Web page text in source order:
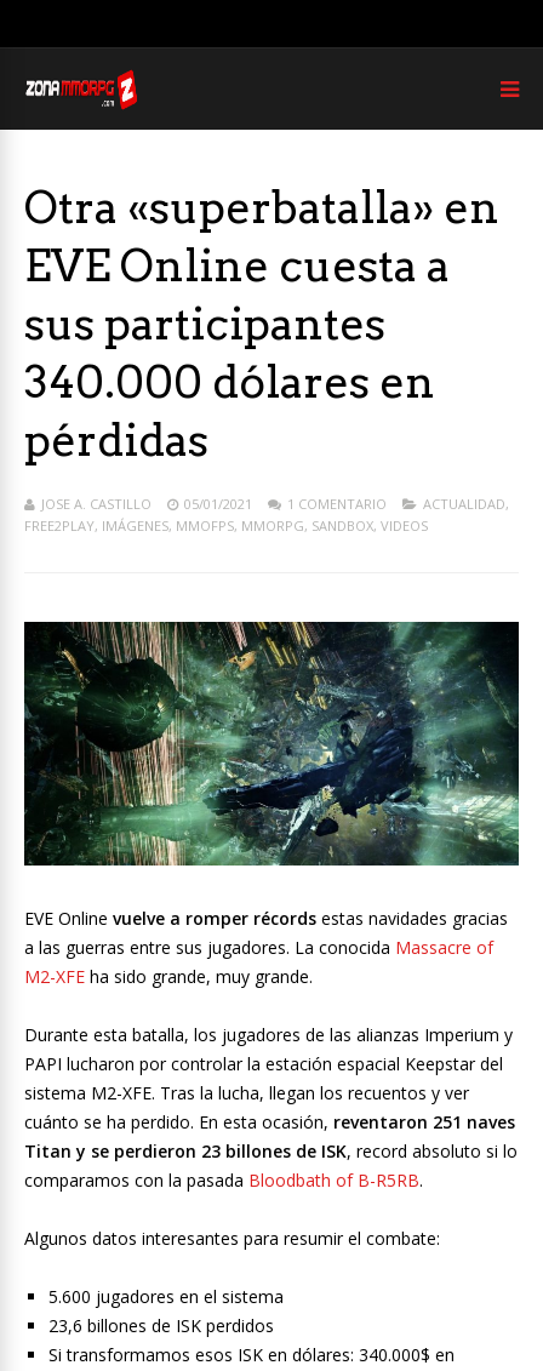
Otra «superbatalla» en
EVE Online cuesta a
sus participantes
340.000 dólares en
pérdidas
JOSE A. CASTILLO 05/01/2021 1 COMENTARIO ACTUALIDAD,
FREE2PLAY, IMÁGENES, MMOFPS, MMORPG, SANDBOX, VIDEOS
EVE Online vuelve a romper récords estas navidades gracias
a las guerras entre sus jugadores. La conocida Massacre of
M2-XFE ha sido grande, muy grande.
Durante esta batalla, los jugadores de las alianzas Imperium y
PAPI lucharon por controlar la estación espacial Keepstar del
sistema M2-XFE. Tras la lucha, llegan los recuentos y ver
cuánto se ha perdido. En esta ocasión, reventaron 251 naves
Titan y se perdieron 23 billones de ISK, record absoluto si lo
comparamos con la pasada Bloodbath of B-R5RB.
Algunos datos interesantes para resumir el combate:
5.600 jugadores en el sistema
23,6 billones de ISK perdidos
Si transformamos esos ISK en dólares: 340.000$ en